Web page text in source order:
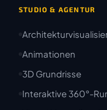
STUDIO & AGENTUR
Animationen
3D Grundrisse
Interaktive 360°-